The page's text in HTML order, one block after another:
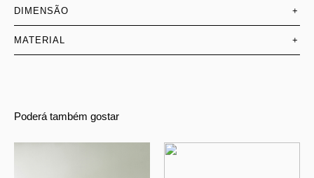
DIMENSÃO +
MATERIAL +
Poderá também gostar